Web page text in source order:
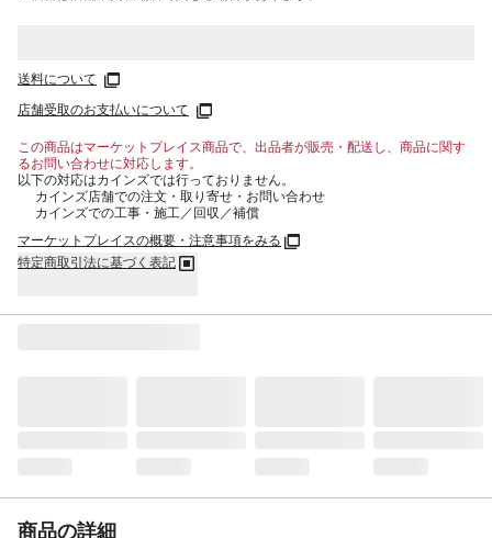
送料について
店舗受取のお支払いについて
この商品はマーケットプレイス商品で、出品者が販売・配送し、商品に関す
るお問い合わせに対応します。
以下の対応はカインズでは行っておりません。
カインズ店舗での注文・取り寄せ・お問い合わせ
カインズでの工事・施工／回収／補償
マーケットプレイスの概要・注意事項をみる
特定商取引法に基づく表記
商品の詳細